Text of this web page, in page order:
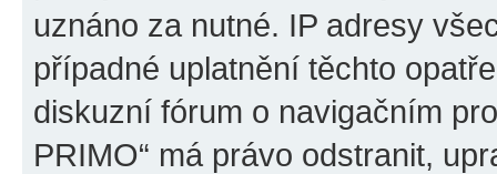
uznáno za nutné. IP adresy
případné uplatnění těchto
diskuzní fórum o navigačním
PRIMO“ má právo odstranit,